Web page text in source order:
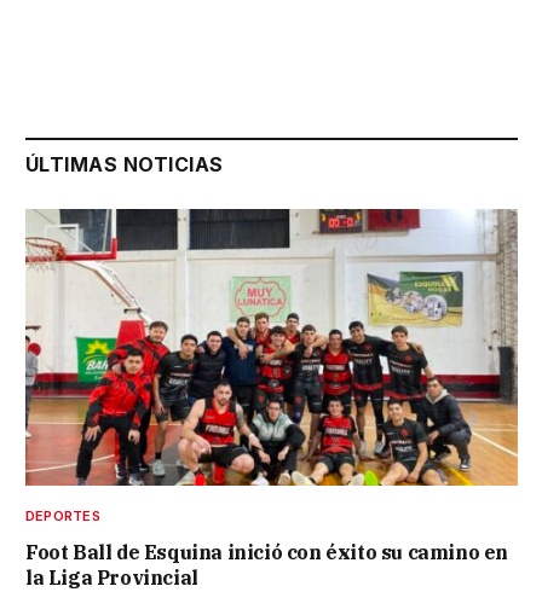
ÚLTIMAS NOTICIAS
DEPORTES
Foot Ball de Esquina inició con éxito su camino en
la Liga Provincial